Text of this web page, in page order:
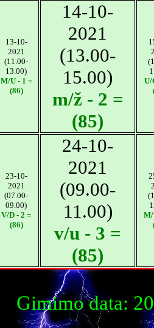
13-10-
2021
(11.00-
13.00)
M/U - 1 =
(86)
14-10-
2021
(13.00-
15.00)
m/ž - 2 =
(85)
U/
23-10-
2021
(07.00-
09.00)
V/D - 2 =
(86)
24-10-
2021
(09.00-
11.00)
v/u - 3 =
(85)
M/
Gimimo data: